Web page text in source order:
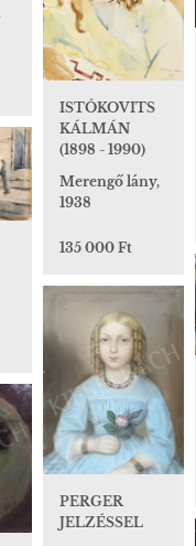
ISTÓKOVITS
KÁLMÁN
(1898 - 1990)
Merengő lány,
1938
135 000 Ft
PERGER
JELZÉSSEL